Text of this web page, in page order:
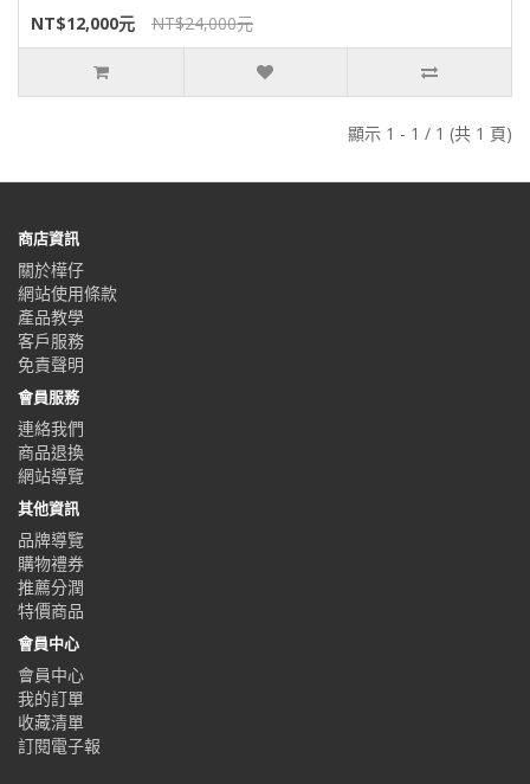
NT$12,000元
NT$24,000元
顯示 1 - 1 / 1 (共 1 頁)
商店資訊
關於樺仔
網站使用條款
產品教學
客戶服務
免責聲明
會員服務
連絡我們
商品退換
網站導覽
其他資訊
品牌導覽
購物禮券
推薦分潤
特價商品
會員中心
會員中心
我的訂單
收藏清單
訂閱電子報